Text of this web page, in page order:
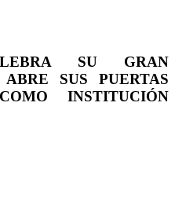
SU GRAN
SUS PUERTAS
INSTITUCIÓN